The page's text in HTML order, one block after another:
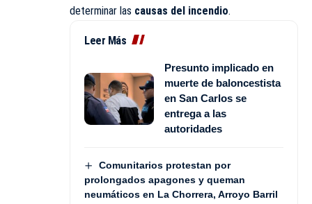
determinar las causas del incendio.
Leer Más
Presunto implicado en
muerte de baloncestista
en San Carlos se
entrega a las
autoridades
Comunitarios protestan por
prolongados apagones y queman
neumáticos en La Chorrera, Arroyo Barril